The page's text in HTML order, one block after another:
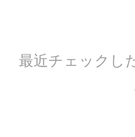
最近チェックし